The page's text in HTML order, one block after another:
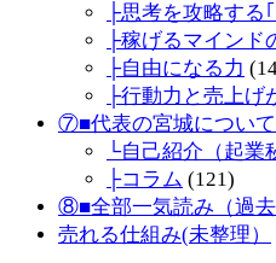
├思考を攻略する
├稼げるマインド
├自由になる力
├行動力と売上げ
⑦■代表の宮城について
└自己紹介（起業
├コラム (121)
⑧■全部一気読み（過去
売れる仕組み(未整理）